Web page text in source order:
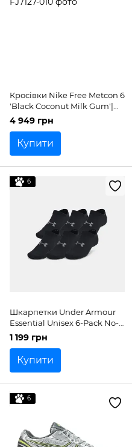
Кросівки Nike Free Metcon 6
'Black Coconut Milk Gum'|
FJ7127-010
4 949 грн
Купити
6
Шкарпетки Under Armour
Essential Unisex 6-Pack No-
Show Socks | 1382611-001
1 199 грн
Купити
6